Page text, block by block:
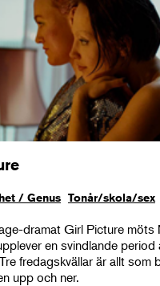
/ Genus Tonår/skola/sex
dramat Girl Picture möts
en svindlande period
fredagskvällar är allt som
upp och ner.